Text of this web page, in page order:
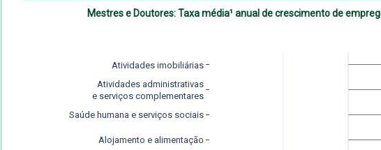
Mestres e Doutores: Taxa média¹ anual de crescimento de
Alojamento e alimentação
Saúde humana e serviços sociais
Atividades administrativas
e serviços complementares
Atividades imobiliárias